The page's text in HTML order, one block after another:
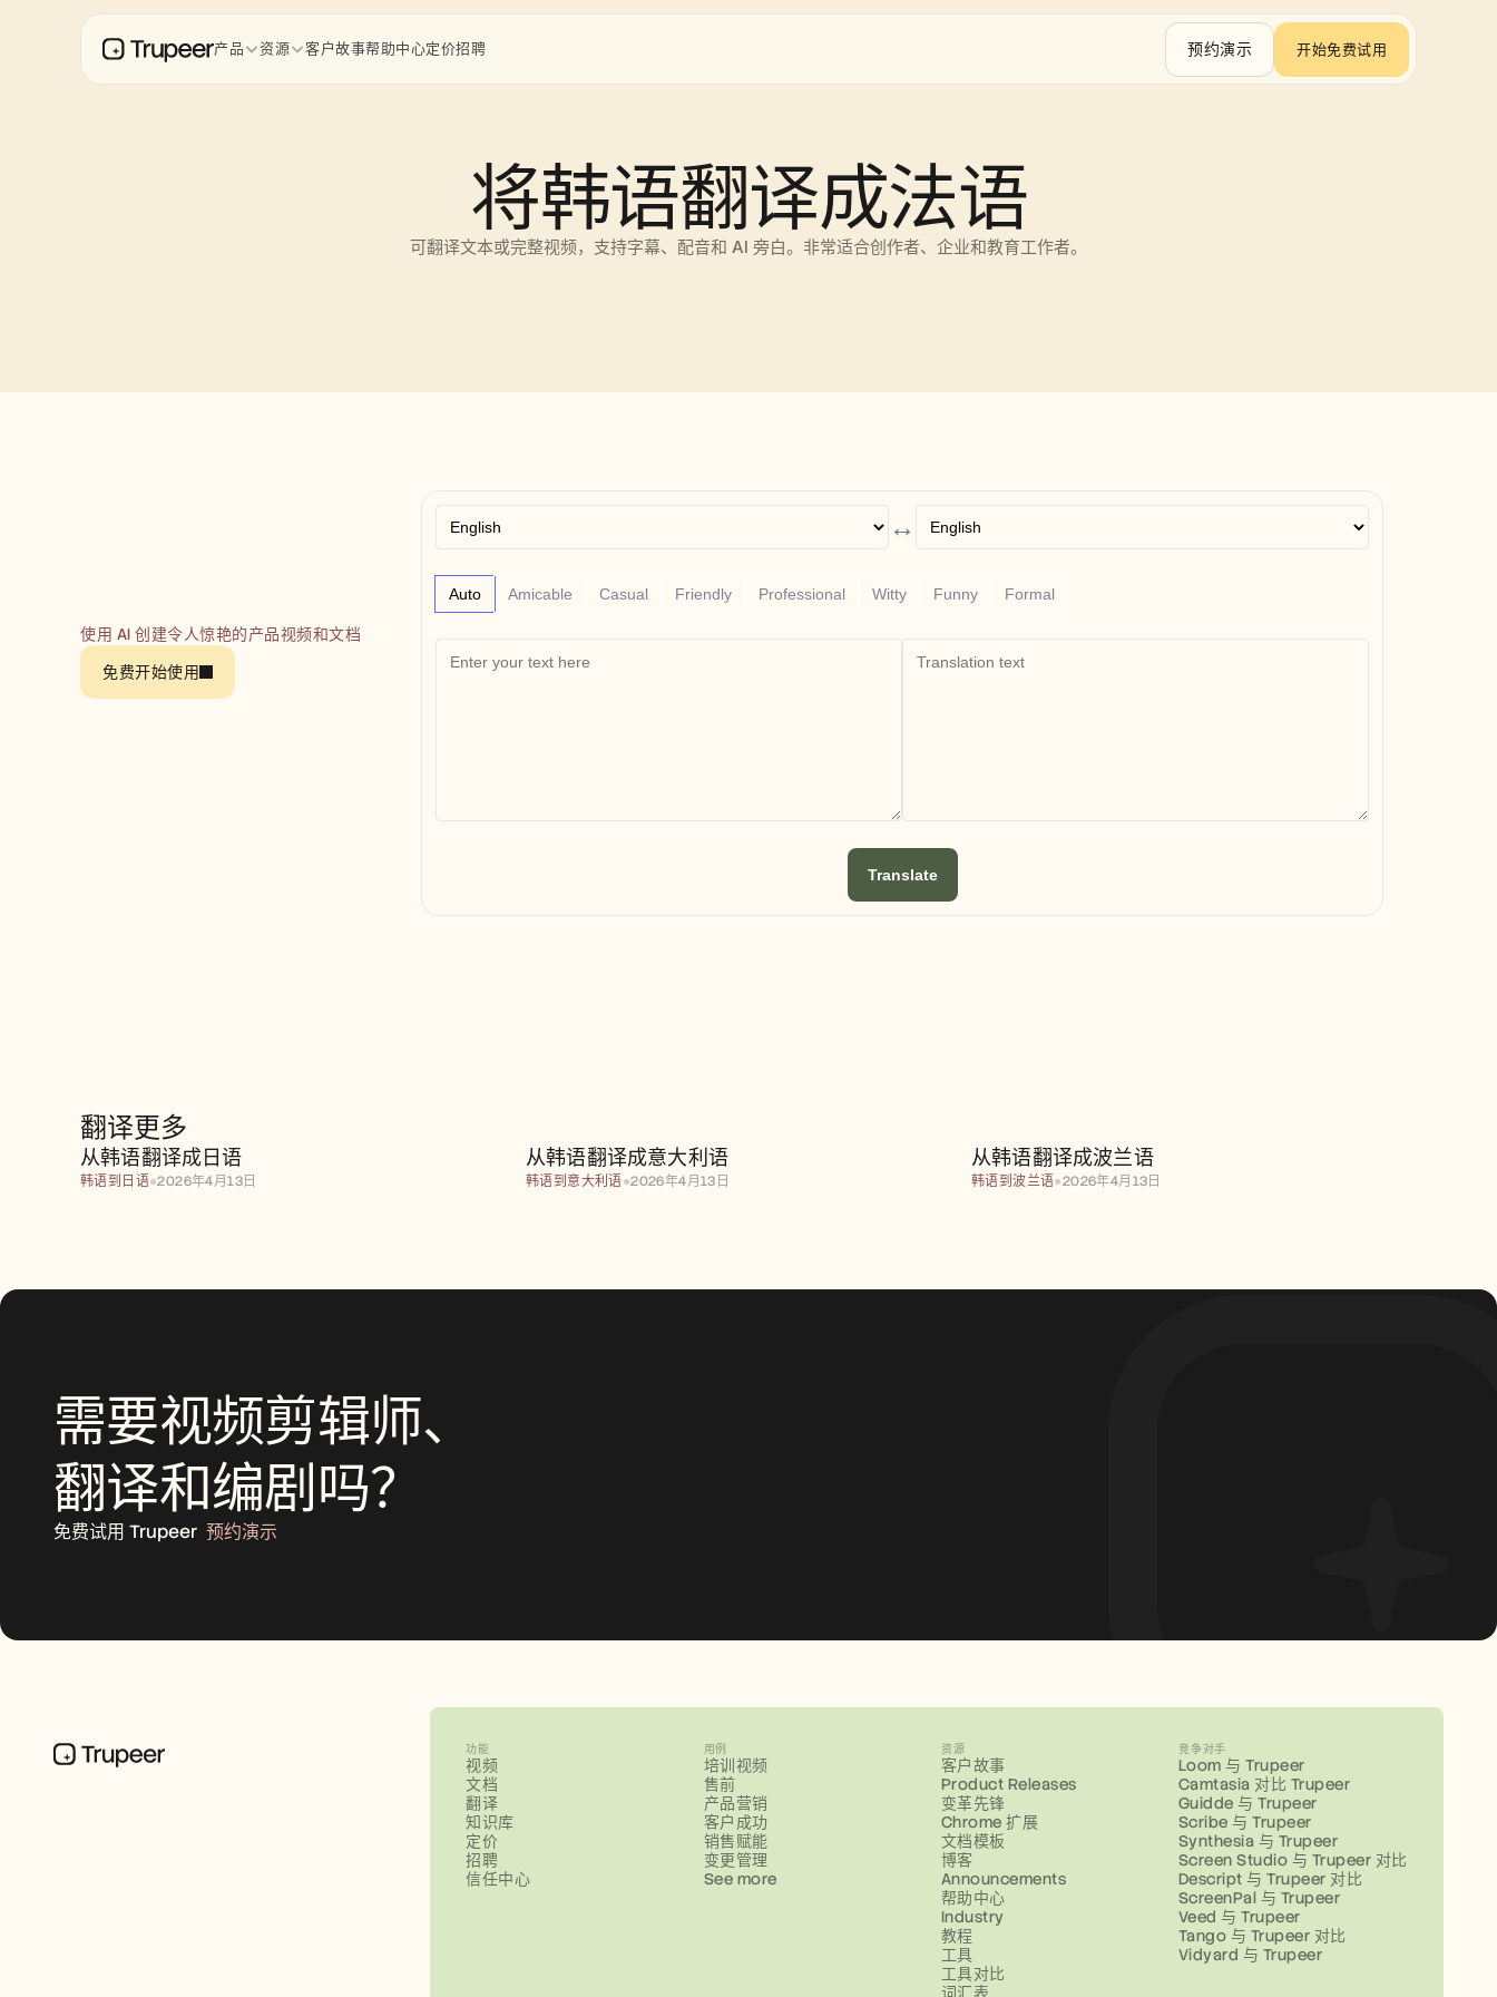
将韩语翻译成法语
可翻译文本或完整视频，支持字幕、配音和 AI 旁白。非常适合创作者、企业和教育工作者。
使用 AI 创建令人惊艳的产品视频和文档
免费开始使用
↔
Auto Amicable Casual Friendly Professional Witty Funny Formal
Translate
翻译更多 从韩语翻译成日语
从韩语翻译成日语
韩语到日语●2026年4月13日
从韩语翻译成意大利语
从韩语翻译成意大利语
韩语到意大利语●2026年4月13日
从韩语翻译成波兰语
从韩语翻译成波兰语
韩语到波兰语●2026年4月13日
需要视频剪辑师、
翻译和编剧吗？
免费试用 Trupeer 预约演示
功能
视频
文档
翻译
知识库
定价
招聘
信任中心
用例
培训视频
售前
产品营销
客户成功
销售赋能
变更管理
See more
资源
客户故事
Product Releases
变革先锋
Chrome 扩展
文档模板
博客
Announcements
帮助中心
Industry
教程
工具
工具对比
词汇表
竞争对手
Loom 与 Trupeer
Camtasia 对比 Trupeer
Guidde 与 Trupeer
Scribe 与 Trupeer
Synthesia 与 Trupeer
Screen Studio 与 Trupeer 对比
Descript 与 Trupeer 对比
ScreenPal 与 Trupeer
Veed 与 Trupeer
Tango 与 Trupeer 对比
Vidyard 与 Trupeer
产品 资源 客户故事帮助中心定价招聘 预约演示 开始免费试用